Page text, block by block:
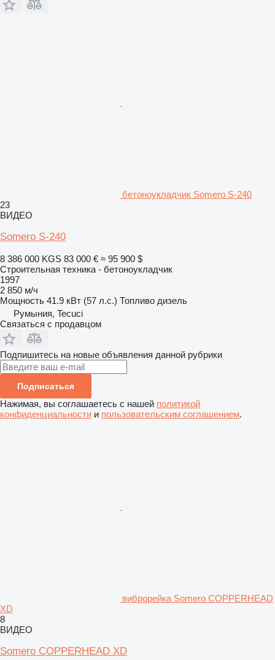
бетоноукладчик Somero S-240
23
ВИДЕО
Somero S-240
8 386 000 KGS 83 000 € ≈ 95 900 $
Строительная техника - бетоноукладчик
1997
2 850 м/ч
Мощность 41.9 кВт (57 л.с.) Топливо дизель
Румыния, Tecuci
Связаться с продавцом
Подпишитесь на новые объявления данной рубрики
Подписаться
Нажимая, вы соглашаетесь с нашей политикой
конфиденциальности и пользовательским соглашением.
виброрейка Somero COPPERHEAD
XD
8
ВИДЕО
Somero COPPERHEAD XD